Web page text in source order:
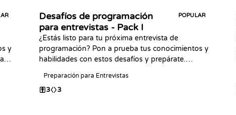
y
Desafíos de programación
para entrevistas - Pack I
POPULAR
¿Estás listo para tu próxima entrevista de
programación? Pon a prueba tus conocimientos y
habilidades con estos desafíos y prepárate.
Preparación para Entrevistas
3 3